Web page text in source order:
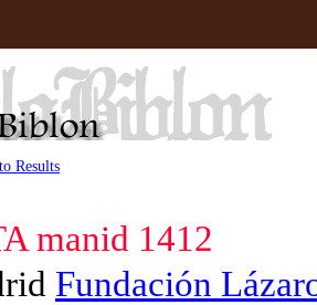
Results
manid 1412
Fundación